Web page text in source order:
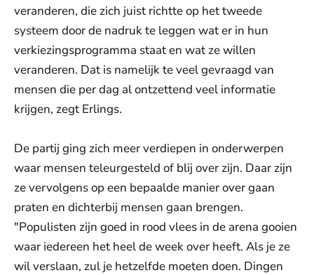
veranderen, die zich juist richtte op het tweede
systeem door de nadruk te leggen wat er in hun
verkiezingsprogramma staat en wat ze willen
veranderen. Dat is namelijk te veel gevraagd van
mensen die per dag al ontzettend veel informatie
krijgen, zegt Erlings.
De partij ging zich meer verdiepen in onderwerpen
waar mensen teleurgesteld of blij over zijn. Daar zijn
ze vervolgens op een bepaalde manier over gaan
praten en dichterbij mensen gaan brengen.
"Populisten zijn goed in rood vlees in de arena gooien
waar iedereen het heel de week over heeft. Als je ze
wil verslaan, zul je hetzelfde moeten doen. Dingen